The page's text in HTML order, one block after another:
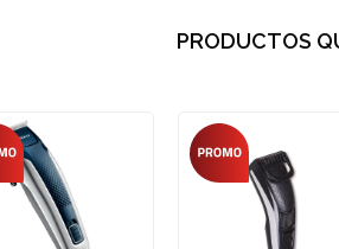
PRODUCTOS